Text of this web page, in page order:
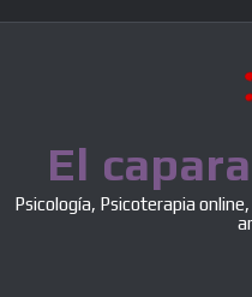
El
Psicología, Psicoterapia